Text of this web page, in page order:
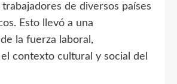
de diversos países
Esto llevó a una
la fuerza laboral,
contexto cultural y social del